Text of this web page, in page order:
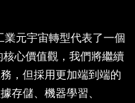
元宇宙轉型代表了一個
心價值觀，我們將繼續
，但採用更加端到端的
存儲、機器學習、